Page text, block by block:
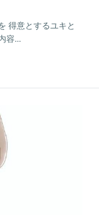
得意とするユキと
容...